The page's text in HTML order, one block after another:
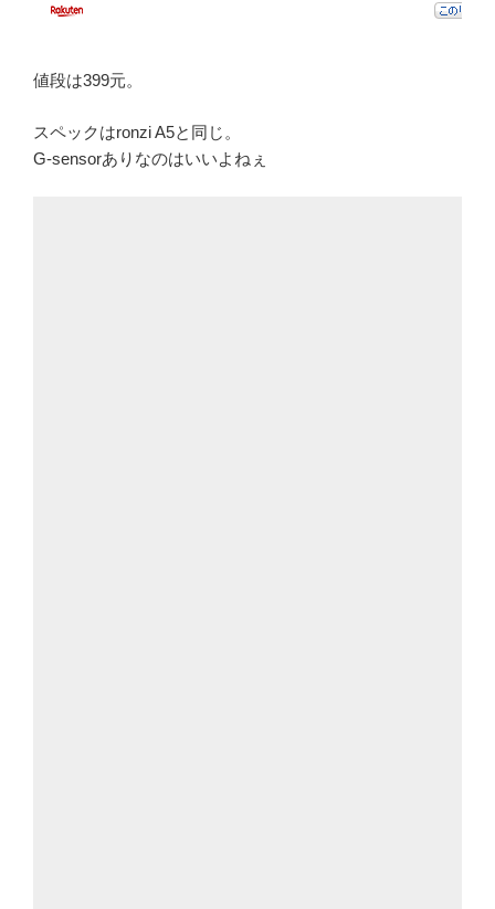
値段は399元。
スペックはronzi A5と同じ。
G-sensorありなのはいいよねぇ